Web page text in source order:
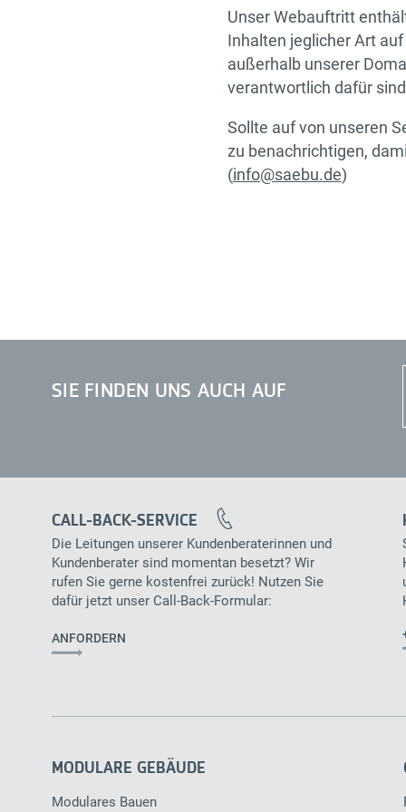
Unser Webauftritt
Inhalten jeglicher Art
außerhalb unserer
verantwortlich dafür
Sollte auf von unseren
zu benachrichtigen,
(info@saebu.de)
SIE FINDEN UNS AUCH AUF
CALL-BACK-SERVICE
Die Leitungen unserer Kundenberaterinnen und
Kundenberater sind momentan besetzt? Wir
rufen Sie gerne kostenfrei zurück! Nutzen Sie
dafür jetzt unser Call-Back-Formular:
ANFORDERN
MODULARE GEBÄUDE
Modulares Bauen